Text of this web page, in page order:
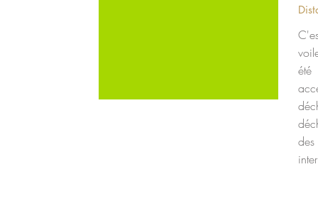
été
des